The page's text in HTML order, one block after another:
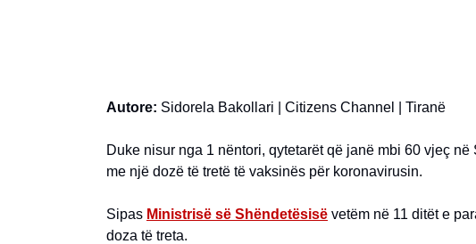
Autore: Sidorela Bakollari | Citizens Channel | Tiranë
Duke nisur nga 1 nëntori, qytetarët që janë mbi 60 vjeç
me një dozë të tretë të vaksinës për koronavirusin.
Sipas Ministrisë së Shëndetësisë vetëm në 11 ditët e
doza të treta.